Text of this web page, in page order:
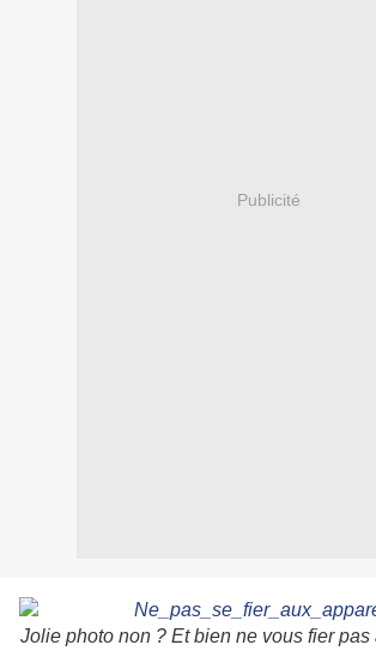
Publicité
Jolie photo non ? Et bien ne vous fier pas